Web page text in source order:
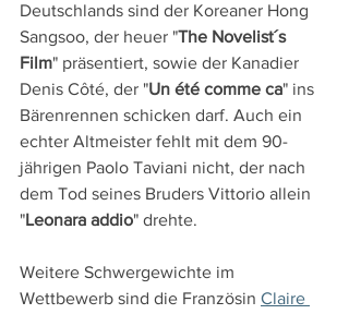
Deutschlands sind der Koreaner Hong
Sangsoo, der heuer "The Novelist´s
Film" präsentiert, sowie der Kanadier
Denis Côté, der "Un été comme ca" ins
Bärenrennen schicken darf. Auch ein
echter Altmeister fehlt mit dem 90-
jährigen Paolo Taviani nicht, der nach
dem Tod seines Bruders Vittorio allein
"Leonara addio" drehte.
Weitere Schwergewichte im
Wettbewerb sind die Französin Claire